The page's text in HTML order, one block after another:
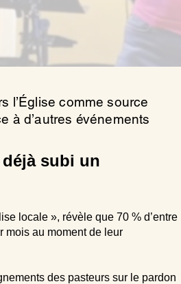
l’Église comme source
à d’autres événements
subi un
locale », révèle que 70 % d’entre
mois au moment de leur
des pasteurs sur le pardon